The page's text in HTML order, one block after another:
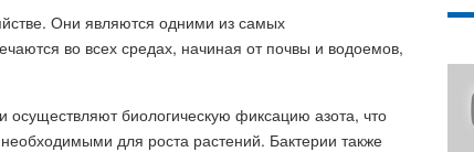
Они являются одними из самых
во всех средах, начиная от почвы и водоемов,
биологическую фиксацию азота, что
для роста растений. Бактерии также